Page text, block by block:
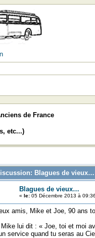
de France
etc...)
Blagues de
Blagues de vieux…
« le:05 Décembre 2013 à
amis, Mike et Joe, 90 ans
Mike lui dit : « Joe, toi et moi
service quand tu seras au